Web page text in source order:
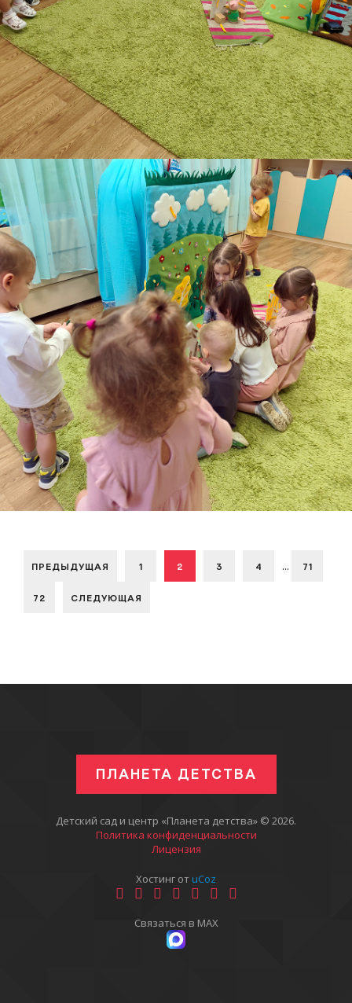
ПРЕДЫДУЩАЯ 1 2 3 4 ... 71
72 СЛЕДУЮЩАЯ
ПЛАНЕТА ДЕТСТВА
Детский сад и центр «Планета детства» © 2026.
Политика конфиденциальности
Лицензия
Хостинг отuCoz
Связаться в MAX